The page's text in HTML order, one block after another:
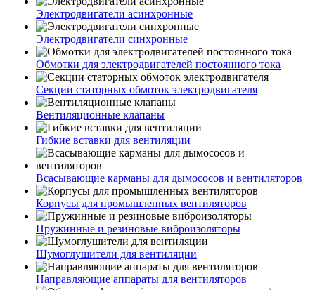
Электродвигатели асинхронные
Электродвигатели синхронные
Обмотки для электродвигателей постоянного тока
Секции статорных обмоток электродвигателя
Вентиляционные клапаны
Гибкие вставки для вентиляции
Всасывающие карманы для дымососов и вентиляторов
Корпусы для промышленных вентиляторов
Пружинные и резиновые виброизоляторы
Шумоглушители для вентиляции
Направляющие аппараты для вентиляторов